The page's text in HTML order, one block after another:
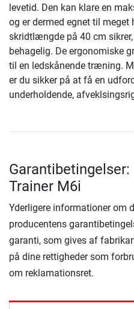
levetid. Den kan klare en
og er dermed egnet til meget
skridtlængde på 40 cm
behagelig. De ergonomiske
til en ledskånende træning.
er du sikker på at få en
underholdende,
Trainer M6i
Yderligere informationer om
producentens
garanti, som gives af
på dine rettigheder som
om reklamationsret.